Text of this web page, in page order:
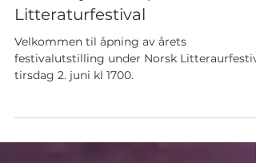
29. mai
Utstilling 2026
Sverre Bjertnæs | Norsk
Litteraturfestival
tirsdag 2. juni kl 1700.